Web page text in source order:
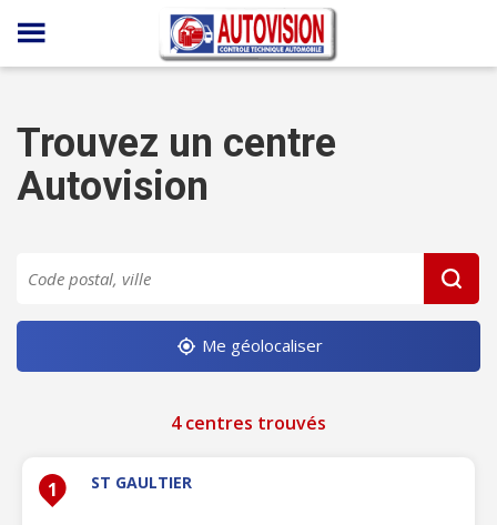
Panneau de gestion des cookies
Trouvez un centre
Autovision
Me géolocaliser
4 centres trouvés
1 ST GAULTIER